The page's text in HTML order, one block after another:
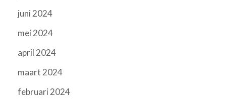
juni 2024
mei 2024
april 2024
maart 2024
februari 2024